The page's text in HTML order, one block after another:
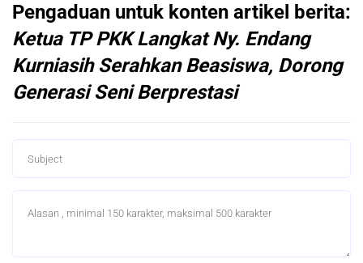
Pengaduan untuk konten artikel berita:
Ketua TP PKK Langkat Ny. Endang
Kurniasih Serahkan Beasiswa, Dorong
Generasi Seni Berprestasi